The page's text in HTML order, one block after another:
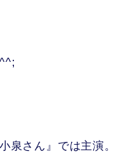
泉さん』では主演。